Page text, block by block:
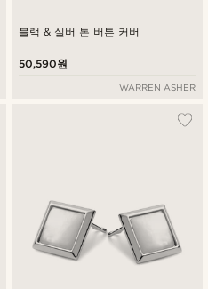
블랙 & 실버 톤 버튼 커버
50,590원
WARREN ASHER